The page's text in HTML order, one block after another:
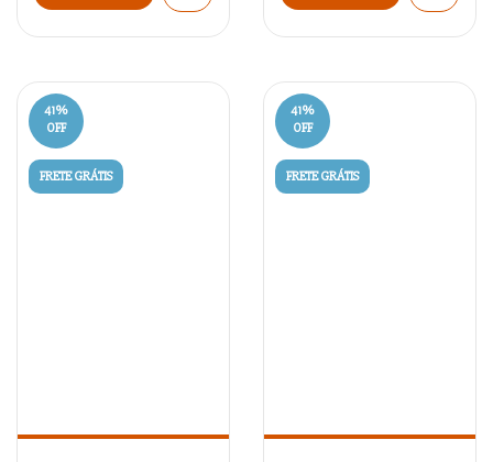
41%
OFF
FRETE GRÁTIS
41%
OFF
FRETE GRÁTIS